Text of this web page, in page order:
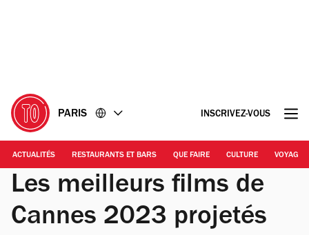
PARIS INSCRIVEZ-VOUS
ACTUALITÉS RESTAURANTS ET BARS QUE FAIRE CULTURE VOYAGE
Les meilleurs films de
Cannes 2023 projetés